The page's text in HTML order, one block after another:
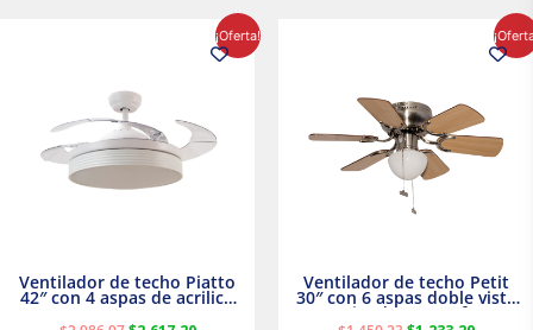
¡Oferta!
Ventilador de techo Piatto
42″ con 4 aspas de acrilico
transparente
$2,986.97.
precio
actual
Ventilador de techo Petit
30″ con 6 aspas doble vista
Satinado Masterfan
$1,450.23.
precio
actual